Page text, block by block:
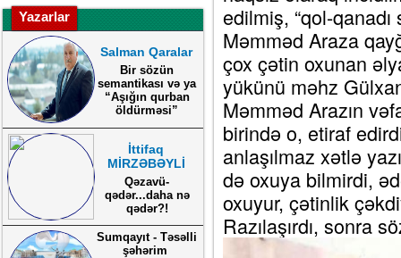
Yazarlar
Salman Qaralar
Bir sözün
semantikası və ya
“Aşığın qurban
öldürməsi”
İttifaq
MİRZƏBƏYLİ
Qəzavü-
qədər...daha nə
qədər?!
Sumqayıt - Təsəlli
şəhərim
edilmiş, “qol-qanadı
Məmməd Araza
çox çətin oxunan
yükünü məhz
Məmməd Arazın
birində o, etiraf
anlaşılmaz xətlə
də oxuya bilmirdi,
oxuyur, çətinlik
Razılaşırdı, sonra